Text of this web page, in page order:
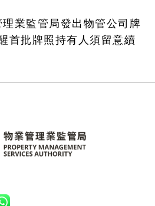
業監管局發出物管公司牌
首批牌照持有人須留意續